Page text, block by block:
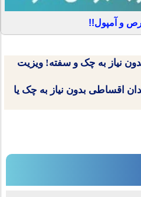
و آمپول!!
نیاز به چک و سفته! ویزیت
اقساطی بدون نیاز به چک یا